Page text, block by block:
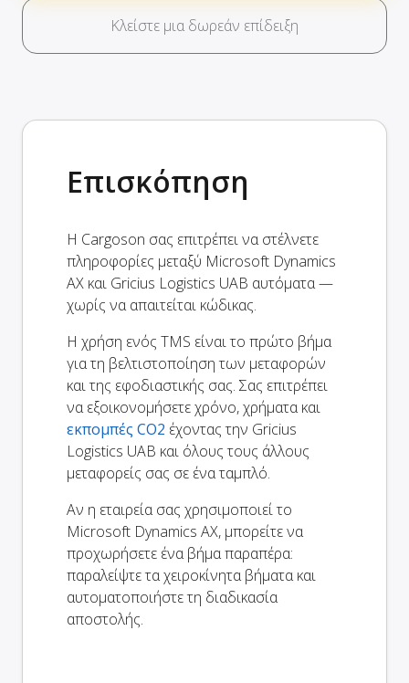
Κλείστε μια δωρεάν επίδειξη
Επισκόπηση
Η Cargoson σας επιτρέπει να στέλνετε
πληροφορίες μεταξύ Microsoft Dynamics
AX και Gricius Logistics UAB αυτόματα —
χωρίς να απαιτείται κώδικας.
Η χρήση ενός TMS είναι το πρώτο βήμα
για τη βελτιστοποίηση των μεταφορών
και της εφοδιαστικής σας. Σας επιτρέπει
να εξοικονομήσετε χρόνο, χρήματα και
εκπομπές CO2 έχοντας την Gricius
Logistics UAB και όλους τους άλλους
μεταφορείς σας σε ένα ταμπλό.
Αν η εταιρεία σας χρησιμοποιεί το
Microsoft Dynamics AX, μπορείτε να
προχωρήσετε ένα βήμα παραπέρα:
παραλείψτε τα χειροκίνητα βήματα και
αυτοματοποιήστε τη διαδικασία
αποστολής.